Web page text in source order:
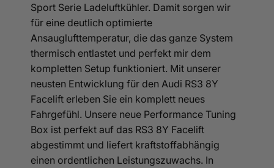
Sport Serie Ladeluftkühler. Damit sorgen wir
für eine deutlich optimierte
Ansauglufttemperatur, die das ganze System
thermisch entlastet und perfekt mir dem
kompletten Setup funktioniert. Mit unserer
neusten Entwicklung für den Audi RS3 8Y
Facelift erleben Sie ein komplett neues
Fahrgefühl. Unsere neue Performance Tuning
Box ist perfekt auf das RS3 8Y Facelift
abgestimmt und liefert kraftstoffabhängig
einen ordentlichen Leistungszuwachs. In